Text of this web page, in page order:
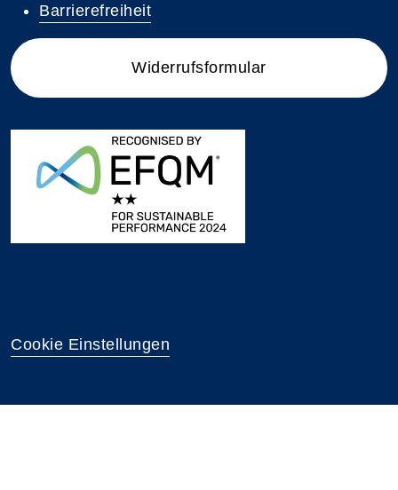
Barrierefreiheit
Widerrufsformular
Cookie Einstellungen